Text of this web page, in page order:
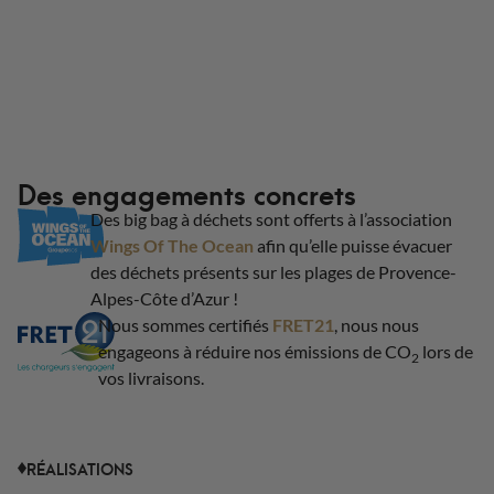
Des engagements concrets
Des big bag à déchets sont offerts à l’association
Wings Of The Ocean afin qu’elle puisse évacuer
des déchets présents sur les plages de Provence-
Alpes-Côte d’Azur !
Nous sommes certifiés FRET21, nous nous
engageons à réduire nos émissions de CO2 lors de
vos livraisons.
RÉALISATIONS